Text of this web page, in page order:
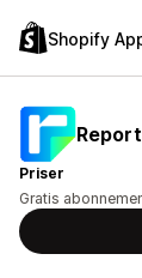
Shopify
Priser
Gratis